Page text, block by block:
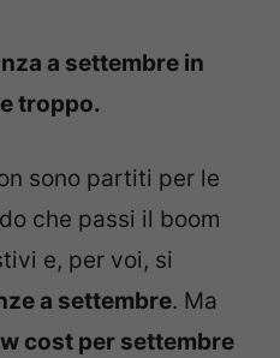
a settembre in
troppo.
sono partiti per le
che passi il boom
e, per voi, si
a settembre. Ma
cost per settembre